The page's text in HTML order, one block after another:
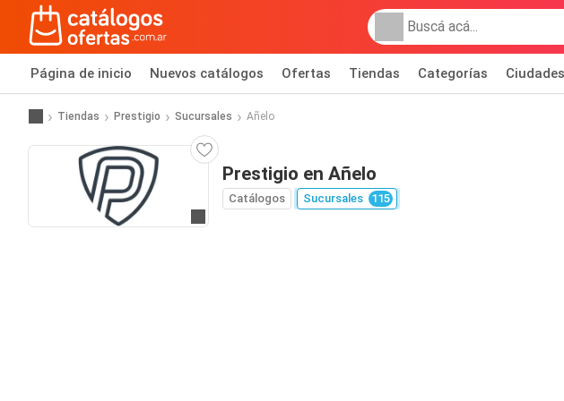
Página de inicio Nuevos catálogos Ofertas Tiendas Categorías Ciudades
Tiendas Prestigio Sucursales Añelo
Prestigio en Añelo
Catálogos Sucursales 115